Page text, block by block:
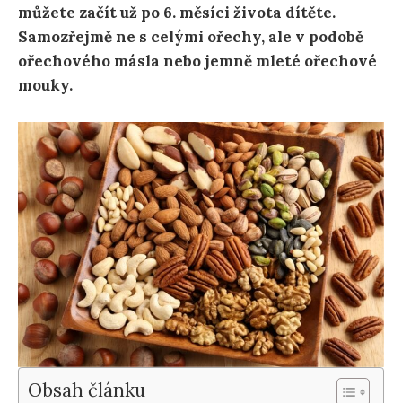
můžete začít už po 6. měsíci života dítěte.
Samozřejmě ne s celými ořechy, ale v podobě
ořechového másla nebo jemně mleté ořechové
mouky.
Obsah článku